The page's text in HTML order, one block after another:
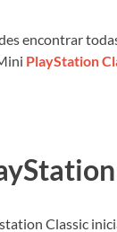
encontrar
PlayStation
Classic